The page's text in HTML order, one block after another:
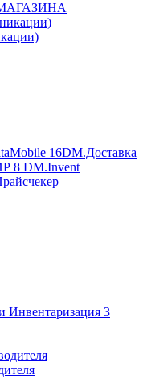
16DM.Доставка
8 DM.Invent
Инвентаризация 3